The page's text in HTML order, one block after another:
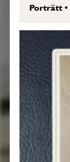
Porträtt•